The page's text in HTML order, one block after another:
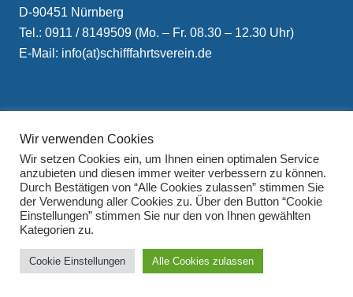
D-90451 Nürnberg
Tel.: 0911 / 8149509 (Mo. – Fr. 08.30 – 12.30 Uhr)
E-Mail: info(at)schifffahrtsverein.de
Impressum
Datenschutzerklärung
Wir verwenden Cookies
Wir setzen Cookies ein, um Ihnen einen optimalen Service
anzubieten und diesen immer weiter verbessern zu können.
Durch Bestätigen von “Alle Cookies zulassen” stimmen Sie
der Verwendung aller Cookies zu. Über den Button “Cookie
Einstellungen” stimmen Sie nur den von Ihnen gewählten
Kategorien zu.
Cookie Einstellungen Alle Cookies zulassen